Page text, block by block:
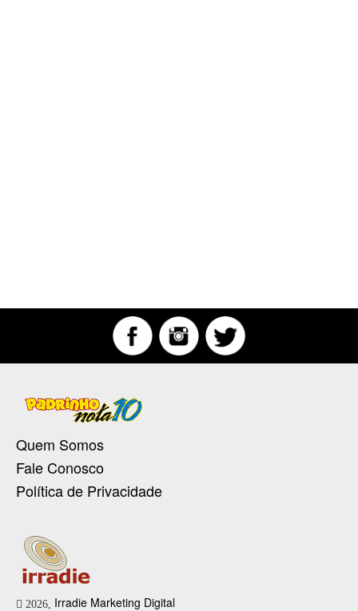
Quem Somos
Fale Conosco
Política de Privacidade
2026, Irradie Marketing Digital